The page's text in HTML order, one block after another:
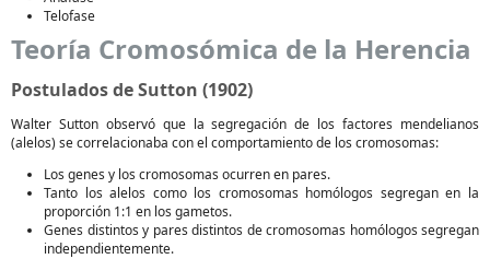
Telofase
Teoría Cromosómica de la Herencia
Postulados de Sutton (1902)
Walter Sutton observó que la segregación de los factores mendelianos
(alelos) se correlacionaba con el comportamiento de los cromosomas:
Los genes y los cromosomas ocurren en pares.
Tanto los alelos como los cromosomas homólogos segregan en la
proporción 1:1 en los gametos.
Genes distintos y pares distintos de cromosomas homólogos segregan
independientemente.